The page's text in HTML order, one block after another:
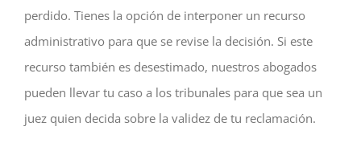
perdido. Tienes la opción de interponer un recurso
administrativo para que se revise la decisión. Si este
recurso también es desestimado, nuestros abogados
pueden llevar tu caso a los tribunales para que sea un
juez quien decida sobre la validez de tu reclamación.